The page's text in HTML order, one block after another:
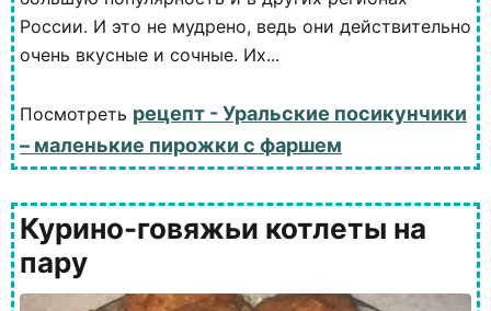
России. И это не мудрено, ведь они действительно
очень вкусные и сочные. Их...
Посмотреть рецепт - Уральские посикунчики
– маленькие пирожки с фаршем
Курино-говяжьи котлеты на
пару